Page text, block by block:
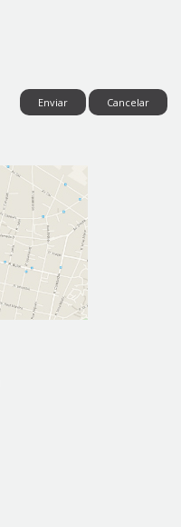
Enviar Cancelar